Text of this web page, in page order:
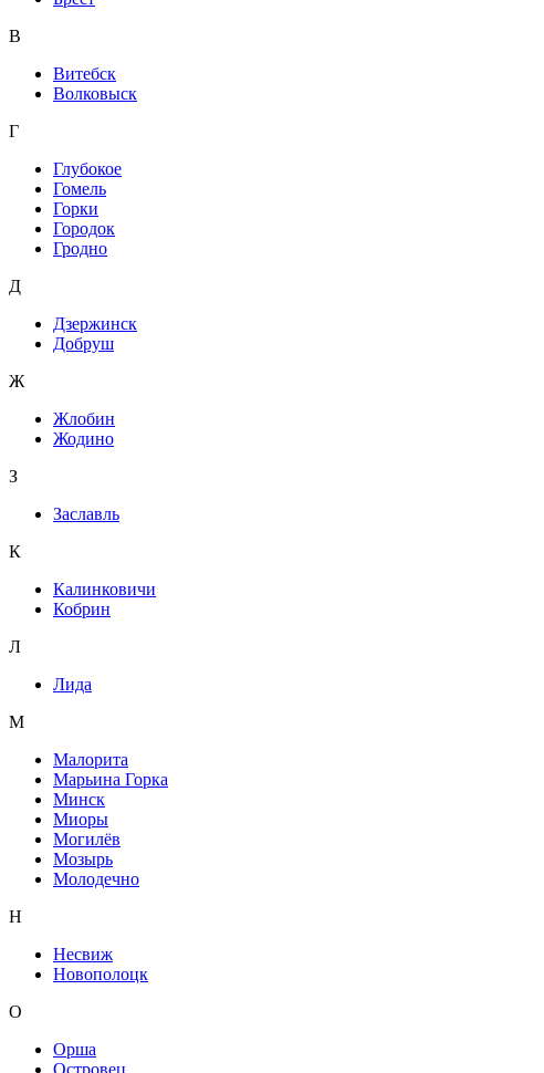
В
Витебск
Волковыск
Г
Глубокое
Гомель
Горки
Городок
Гродно
Д
Дзержинск
Добруш
Ж
Жлобин
Жодино
З
Заславль
К
Калинковичи
Кобрин
Л
Лида
М
Малорита
Марьина Горка
Минск
Миоры
Могилёв
Мозырь
Молодечно
Н
Несвиж
Новополоцк
О
Орша
Островец